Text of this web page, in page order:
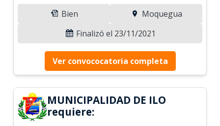
Bien
Moquegua
Finalizó el 23/11/2021
Ver convococatoria completa
MUNICIPALIDAD DE ILO
requiere: